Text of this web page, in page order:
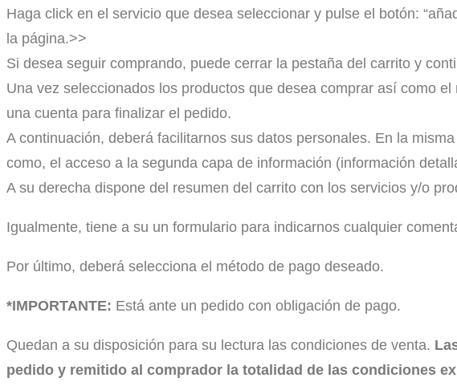
Haga click en el servicio que desea seleccionar y pulse el botón:
la página.>>
Si desea seguir comprando, puede cerrar la pestaña del carrito y
Una vez seleccionados los productos que desea comprar así como
una cuenta para finalizar el pedido.
A continuación, deberá facilitarnos sus datos personales. En la
como, el acceso a la segunda capa de información (información
A su derecha dispone del resumen del carrito con los servicios y/o
Igualmente, tiene a su un formulario para indicarnos cualquier
Por último, deberá selecciona el método de pago deseado.
*IMPORTANTE: Está ante un pedido con obligación de pago.
Quedan a su disposición para su lectura las condiciones de venta.
pedido y remitido al comprador la totalidad de las condiciones